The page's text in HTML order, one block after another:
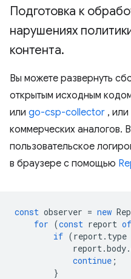
Подготовка к
нарушениях
контента.
Вы можете развернуть
открытым исходным
или go-csp-collector ,
коммерческих аналогов.
пользовательское
в браузере с помощью
const observer = new
for (const report of
if (report. type
report.body.
continue ;
}